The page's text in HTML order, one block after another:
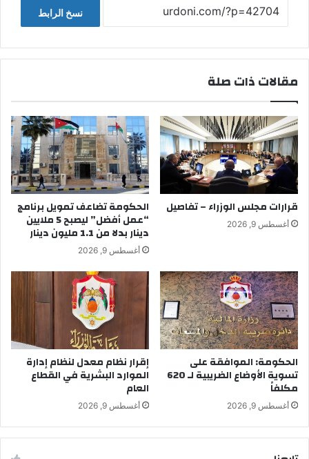
نسخ الرابط
مقالات ذات صلة
قرارات مجلس الوزراء – تفاصيل
أغسطس 9, 2026
الحكومة تضاعف تمويل برنامج
“عمل أفضل” ليصبح 5 ملايين
دينار بدلا من 1.1 مليون دينار
أغسطس 9, 2026
الحكومة: الموافقة على
تسوية الأوضاع الضريبية لـ 620
مكلفاً
أغسطس 9, 2026
إقرار نظام معدل لنظام إدارة
الموارد البشرية في القطاع
العام
أغسطس 9, 2026